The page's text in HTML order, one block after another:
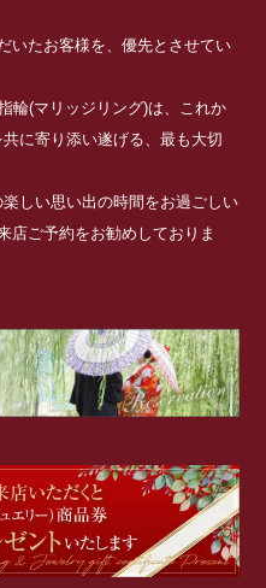
いたお客様を、優先とさせてい
輪(マリッジリング)は、これか
に寄り添い遂げる、最も大切
しい思い出の時間をお過ごしい
店ご予約をお勧めしておりま